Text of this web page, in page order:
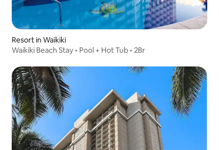
Resort in Waikiki
Waikiki Beach Stay • Pool + Hot Tub • 2Br